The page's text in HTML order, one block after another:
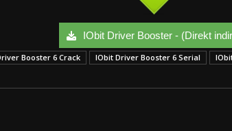
IObit Driver Booster - (Direkt
Booster 6 Crack IObit Driver Booster 6 Serial